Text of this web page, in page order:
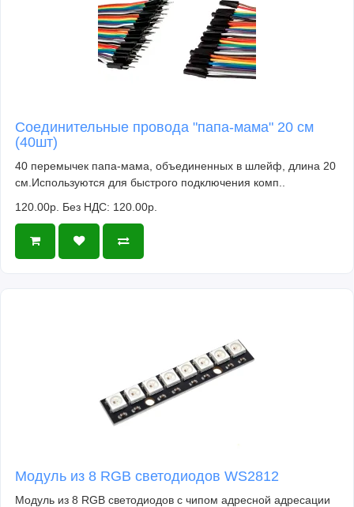
Соединительные провода "папа-мама" 20 см
(40шт)
40 перемычек папа-мама, объединенных в шлейф, длина 20
см.Используются для быстрого подключения комп..
120.00р. Без НДС: 120.00р.
Модуль из 8 RGB светодиодов WS2812
Модуль из 8 RGB светодиодов с чипом адресной адресации